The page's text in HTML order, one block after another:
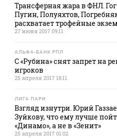
Трансферная жара в ФНЛ.
Пугин, Полуяхтов,
расхватает трофейные
27 июня 2017 09:11
АЛЬФА-БАНК РПЛ
С «Рубина» снят запрет на
игроков
25 апреля 2017 18:11
ЛИГА ПАРИ
Взгляд изнутри. Юрий
Зуйкову, что ему лучше
«Динамо», а не в «Зенит»
25 апреля 2017 01:02